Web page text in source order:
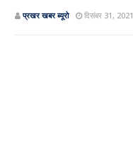
प्रखर खबर ब्‍यूरो दिसंबर 31, 2021